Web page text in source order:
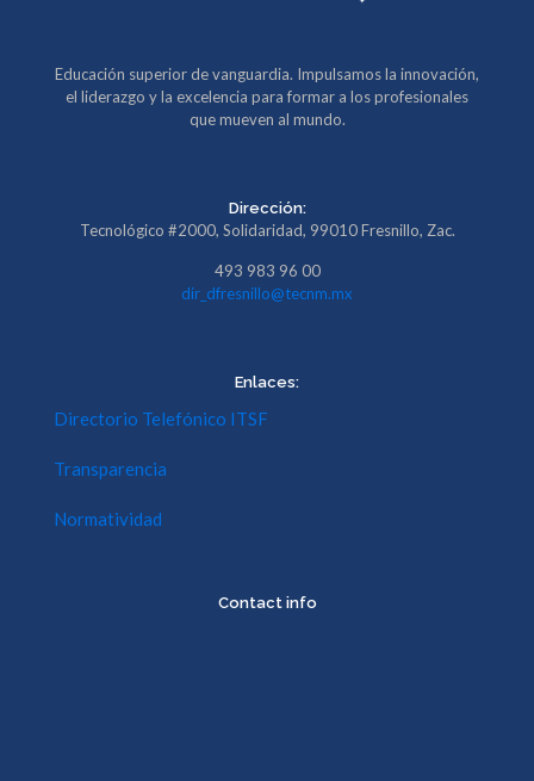
Educación superior de vanguardia. Impulsamos la innovación,
el liderazgo y la excelencia para formar a los profesionales
que mueven al mundo.
Dirección:
Tecnológico #2000, Solidaridad, 99010 Fresnillo, Zac.
493 983 96 00
dir_dfresnillo@tecnm.mx
Enlaces:
Directorio Telefónico ITSF
Transparencia
Normatividad
Contact info